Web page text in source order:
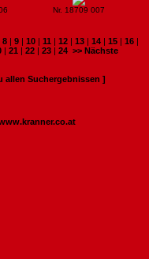
Nr. 18709 007
8 | 9 | 10 | 11 | 12 | 13 | 14 | 15 | 16 |
| 21 | 22 | 23 | 24 >> Nächste
allen Suchergebnissen ]